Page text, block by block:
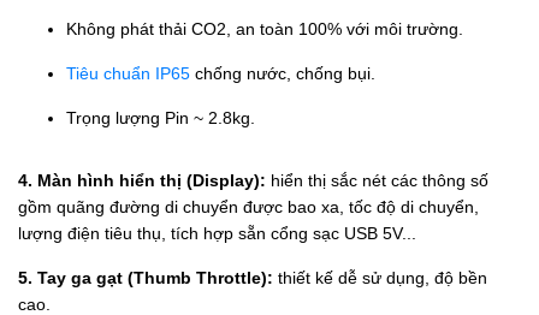
Không phát thải CO2, an toàn 100% với môi trường.
Tiêu chuẩn IP65 chống nước, chống bụi.
Trọng lượng Pin ~ 2.8kg.
4. Màn hình hiển thị (Display): hiển thị sắc nét các thông số
gồm quãng đường di chuyển được bao xa, tốc độ di chuyển,
lượng điện tiêu thụ, tích hợp sẵn cổng sạc USB 5V...
5. Tay ga gạt (Thumb Throttle): thiết kế dễ sử dụng, độ bền
cao.